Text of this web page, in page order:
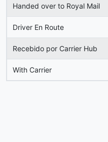
Handed over to Royal Mail
Driver En Route
Recebido por Carrier Hub
With Carrier